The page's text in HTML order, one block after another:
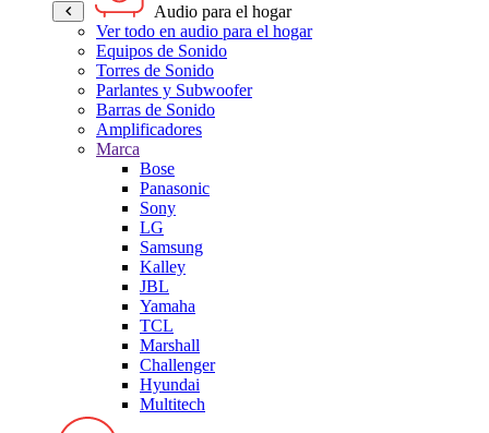
Audio para el hogar
Ver todo en audio para el hogar
Equipos de Sonido
Torres de Sonido
Parlantes y Subwoofer
Barras de Sonido
Amplificadores
Marca
Bose
Panasonic
Sony
LG
Samsung
Kalley
JBL
Yamaha
TCL
Marshall
Challenger
Hyundai
Multitech